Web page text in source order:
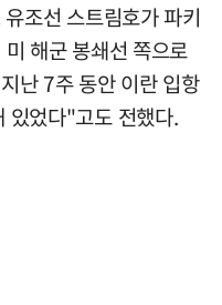
조선 스트림호가 파키
해군 봉쇄선 쪽으로
난 7주 동안 이란 입항
있었다"고도 전했다.